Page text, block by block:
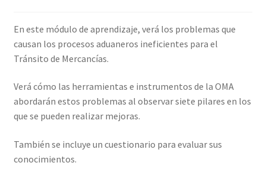
En este módulo de aprendizaje, verá los problemas que
causan los procesos aduaneros ineficientes para el
Tránsito de Mercancías.
Verá cómo las herramientas e instrumentos de la OMA
abordarán estos problemas al observar siete pilares en los
que se pueden realizar mejoras.
También se incluye un cuestionario para evaluar sus
conocimientos.